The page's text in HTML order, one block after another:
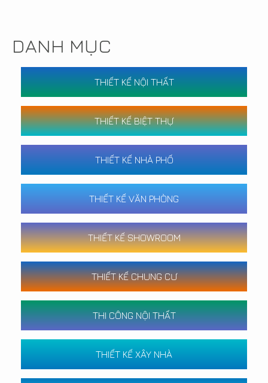
DANH MỤC
THIẾT KẾ NỘI THẤT
THIẾT KẾ BIỆT THỰ
THIẾT KẾ NHÀ PHỐ
THIẾT KẾ VĂN PHÒNG
THIẾT KẾ SHOWROOM
THIẾT KẾ CHUNG CƯ
THI CÔNG NỘI THẤT
THIẾT KẾ XÂY NHÀ